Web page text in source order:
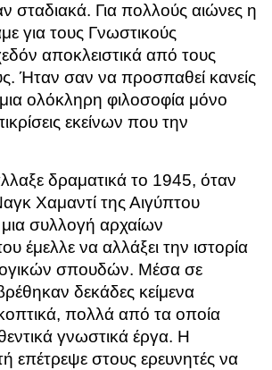
σταδιακά. Για πολλούς αιώνες η
για τους Γνωστικούς
αποκλειστικά από τους
Ήταν σαν να προσπαθεί κανείς
ολόκληρη φιλοσοφία μόνο
εκείνων που την
δραματικά το 1945, όταν
Χαμαντί της Αιγύπτου
συλλογή αρχαίων
έμελλε να αλλάξει την ιστορία
σπουδών. Μέσα σε
δεκάδες κείμενα
πολλά από τα οποία
γνωστικά έργα. Η
επέτρεψε στους ερευνητές να